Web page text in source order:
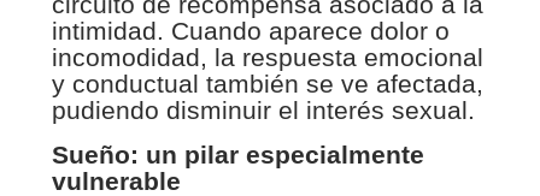
intimidad. Cuando aparece dolor o
incomodidad, la respuesta emocional
y conductual también se ve afectada,
pudiendo disminuir el interés sexual.
Sueño: un pilar especialmente
vulnerable